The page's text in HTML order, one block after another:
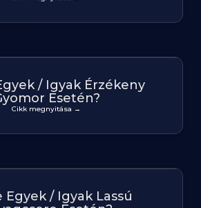
/ Igyak Érzékeny
Esetén?
Cikk megnyitása →
Egyek / Igyak Lassú